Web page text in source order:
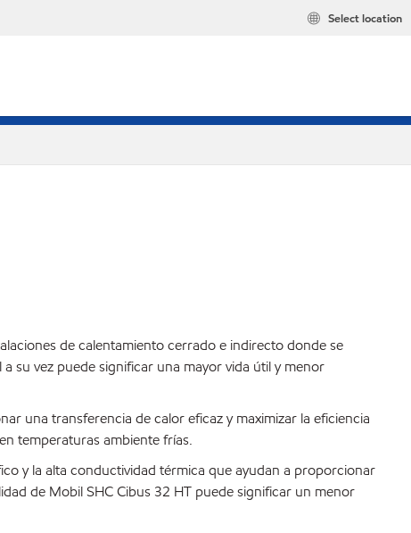
Select location
de calentamiento cerrado e indirecto donde se
su vez puede significar una mayor vida útil y menor
una transferencia de calor eficaz y maximizar la eficiencia
temperaturas ambiente frías.
y la alta conductividad térmica que ayudan a proporcionar
de Mobil SHC Cibus 32 HT puede significar un menor